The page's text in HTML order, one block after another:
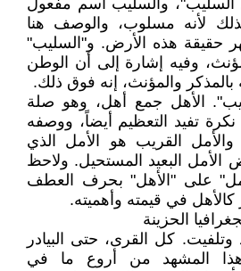
السليب"، والسليب اسم مفعول
لأنه مسلوب، والوصف هنا
حقيقة هذه الأرض. و"السليب"
وفيه إشارة إلى أن الوطن
والمؤنث، إنه فوق ذلك.
الأهل جمع أهل، وهو صلة
نكرة تفيد التعظيم أيضاً، ووصفه
والأمل القريب هو الأمل الذي
الأمل البعيد المستحيل. ولاحظ
على "الأهل" بحرف العطف
كالأهل في قيمته وأهميته.
الحزينة
كل القرى، حتى البيادر
هذا المشهد من أروع ما في